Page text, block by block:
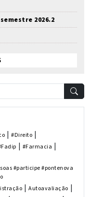
2026.2
| #Direito |
| #Farmacia |
#participe #pontenova
| Autoavaliação |